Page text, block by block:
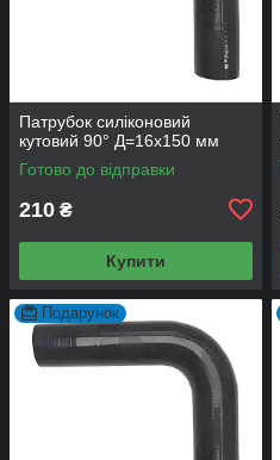
Патрубок силіконовий
кутовий 90° Д=16х150 мм
Готово до відправки
210 ₴
Купити
Подарунок